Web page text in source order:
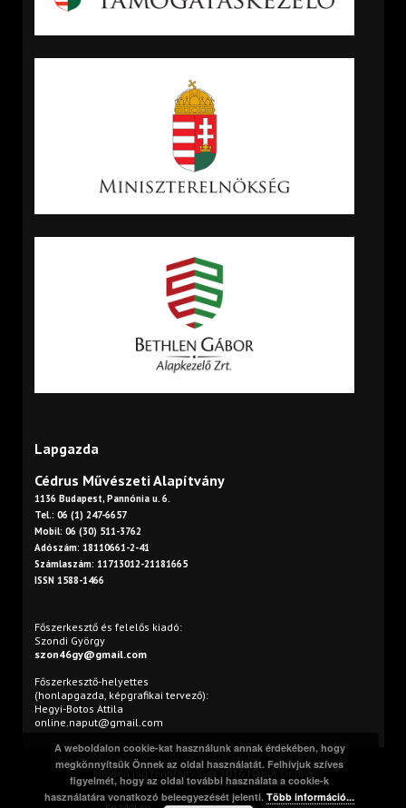
Lapgazda
Cédrus Művészeti Alapítvány
1136 Budapest, Pannónia u. 6.
Tel.: 06 (1) 247-6657
Mobil: 06 (30) 511-3762
Adószám: 18110661-2-41
Számlaszám: 11713012-21181665
ISSN 1588-1466
Főszerkesztő és felelős kiadó:
Szondi György
szon46gy@gmail.com
Főszerkesztő-helyettes
(honlapgazda, képgrafikai tervező):
Hegyi-Botos Attila
online.naput@gmail.com
Minden jog fenntartva. © 2016 Napút Online
A weboldalon cookie-kat használunk annak érdekében, hogy
megkönnyítsük Önnek az oldal használatát. Felhívjuk szíves
figyelmét, hogy az oldal további használata a cookie-k
használatára vonatkozó beleegyezését jelenti.Több információ...